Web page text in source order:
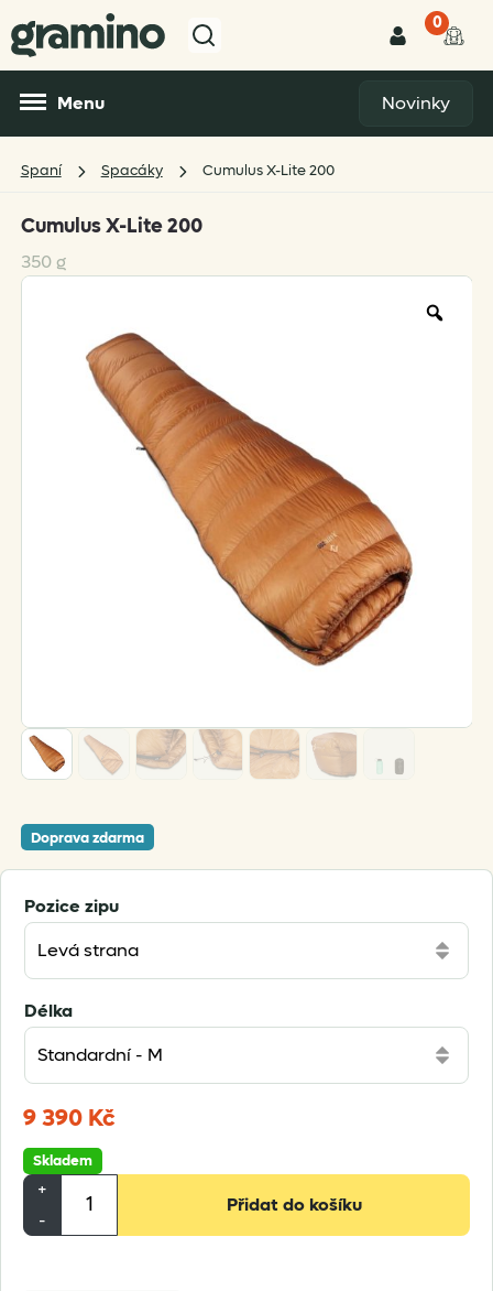
0
Menu Novinky
Spaní Spacáky Cumulus X-Lite 200
Cumulus X-Lite 200
350 g
Doprava zdarma
Pozice zipu
Délka
9 390 Kč
Skladem
+
-
Přidat do košíku